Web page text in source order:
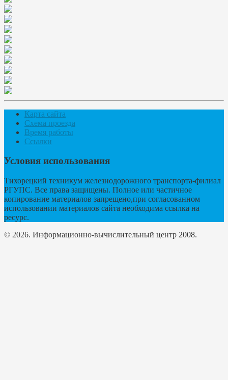
Карта сайта
Схема проезда
Время работы
Ссылки
Условия использования
Тихорецкий техникум железнодорожного транспорта-филиал
РГУПС. Все права защищены. Полное или частичное
копирование материалов запрещено,при согласованном
использовании материалов сайта необходима ссылка на
ресурс.
© 2026. Информационно-вычислительный центр 2008.